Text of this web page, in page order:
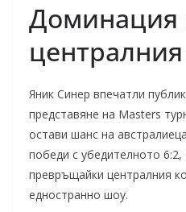
Доминация
Яник Синер впечатли
представяне на Masters
остави шанс на
победи с убедителното 6:2,
превръщайки централния
едностранно шоу.